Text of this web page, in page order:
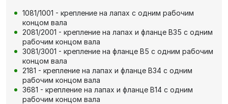
1081/1001 - крепление на лапах с одним рабочим
концом вала
2081/2001 - крепление на лапах и фланце В35 с одним
рабочим концом вала
3081/3001 - крепление на фланце В5 с одним рабочим
концом вала
2181 - крепление на лапах и фланце В34 с одним
рабочим концом вала
3681 - крепление на лапах и фланце В14 с одним
рабочим концом вала